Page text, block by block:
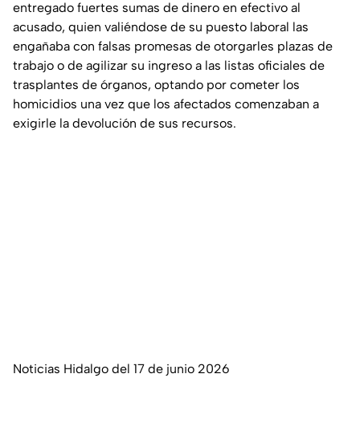
entregado fuertes sumas de dinero en efectivo al
acusado, quien valiéndose de su puesto laboral las
engañaba con falsas promesas de otorgarles plazas de
trabajo o de agilizar su ingreso a las listas oficiales de
trasplantes de órganos, optando por cometer los
homicidios una vez que los afectados comenzaban a
exigirle la devolución de sus recursos.
Noticias Hidalgo del 17 de junio 2026